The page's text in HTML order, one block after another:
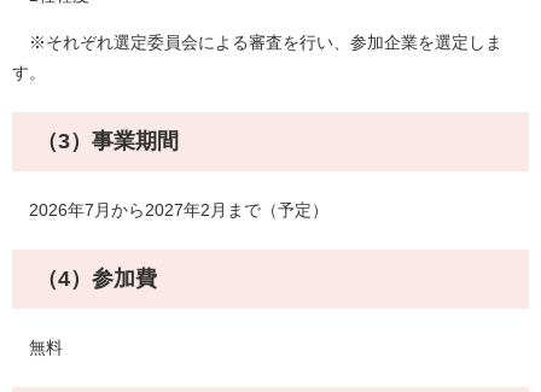
※それぞれ選定委員会による審査を行い、参加企業を選定しま
す。
（3）事業期間
2026年7月から2027年2月まで（予定）
（4）参加費
無料